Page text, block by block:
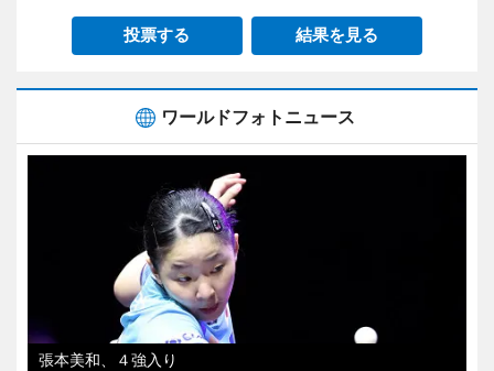
投票する 結果を見る
ワールドフォトニュース
張本美和、４強入り